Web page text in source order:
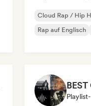
Cloud Rap / Hip
Rap auf Englisch